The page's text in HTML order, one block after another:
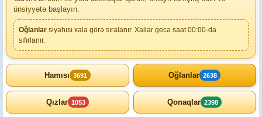
ünsiyyətə başlayın.
Oğlanlar siyahısı xala görə sıralanır. Xallar gecə saat 00:00-da
sıfırlanır.
Hamısı 3691 Oğlanlar 2638
Qızlar 1053 Qonaqlar 2398